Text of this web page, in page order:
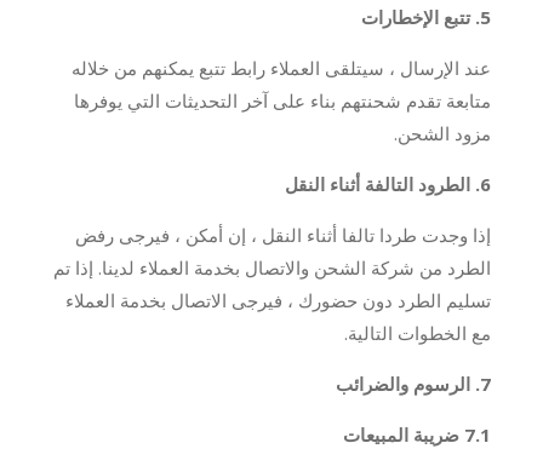
5. تتبع الإخطارات
عند الإرسال ، سيتلقى العملاء رابط تتبع يمكنهم من خلاله
متابعة تقدم شحنتهم بناء على آخر التحديثات التي يوفرها
مزود الشحن.
6. الطرود التالفة أثناء النقل
إذا وجدت طردا تالفا أثناء النقل ، إن أمكن ، فيرجى رفض
الطرد من شركة الشحن والاتصال بخدمة العملاء لدينا. إذا تم
تسليم الطرد دون حضورك ، فيرجى الاتصال بخدمة العملاء
مع الخطوات التالية.
7. الرسوم والضرائب
7.1 ضريبة المبيعات